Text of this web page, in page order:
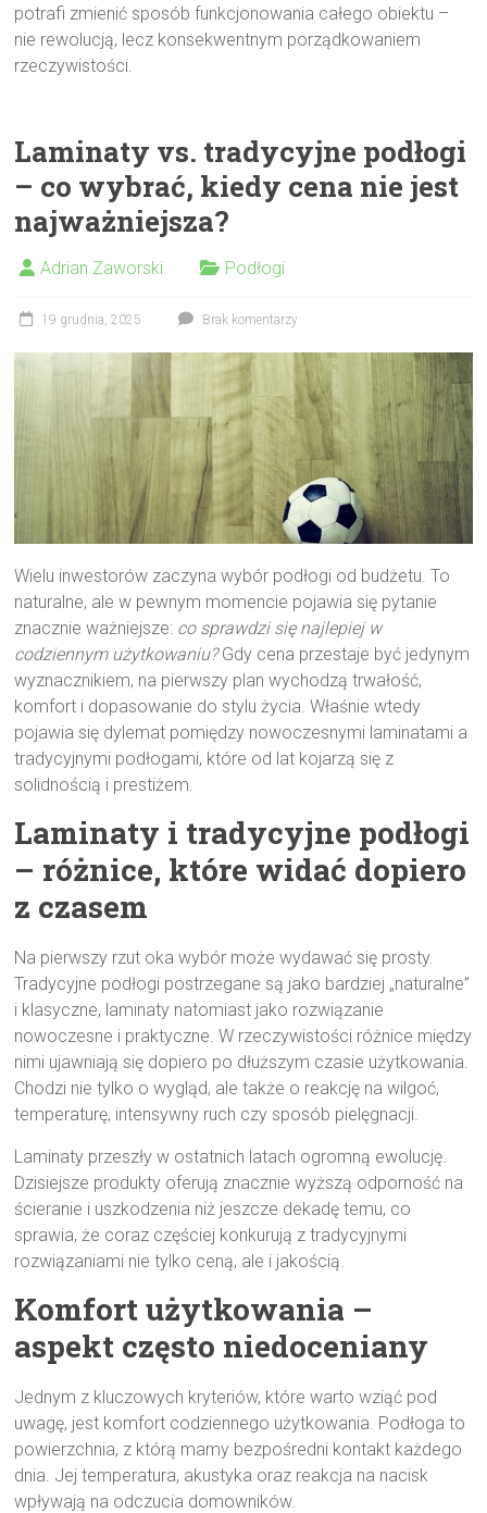
potrafi zmienić sposób funkcjonowania całego obiektu –
nie rewolucją, lecz konsekwentnym porządkowaniem
rzeczywistości.
Laminaty vs. tradycyjne podłogi
– co wybrać, kiedy cena nie jest
najważniejsza?
Adrian Zaworski Podłogi
19 grudnia, 2025 Brak komentarzy
Wielu inwestorów zaczyna wybór podłogi od budżetu. To
naturalne, ale w pewnym momencie pojawia się pytanie
znacznie ważniejsze: co sprawdzi się najlepiej w
codziennym użytkowaniu?Gdy cena przestaje być jedynym
wyznacznikiem, na pierwszy plan wychodzą trwałość,
komfort i dopasowanie do stylu życia. Właśnie wtedy
pojawia się dylemat pomiędzy nowoczesnymi laminatami a
tradycyjnymi podłogami, które od lat kojarzą się z
solidnością i prestiżem.
Laminaty i tradycyjne podłogi
– różnice, które widać dopiero
z czasem
Na pierwszy rzut oka wybór może wydawać się prosty.
Tradycyjne podłogi postrzegane są jako bardziej „naturalne”
i klasyczne, laminaty natomiast jako rozwiązanie
nowoczesne i praktyczne. W rzeczywistości różnice między
nimi ujawniają się dopiero po dłuższym czasie użytkowania.
Chodzi nie tylko o wygląd, ale także o reakcję na wilgoć,
temperaturę, intensywny ruch czy sposób pielęgnacji.
Laminaty przeszły w ostatnich latach ogromną ewolucję.
Dzisiejsze produkty oferują znacznie wyższą odporność na
ścieranie i uszkodzenia niż jeszcze dekadę temu, co
sprawia, że coraz częściej konkurują z tradycyjnymi
rozwiązaniami nie tylko ceną, ale i jakością.
Komfort użytkowania –
aspekt często niedoceniany
Jednym z kluczowych kryteriów, które warto wziąć pod
uwagę, jest komfort codziennego użytkowania. Podłoga to
powierzchnia, z którą mamy bezpośredni kontakt każdego
dnia. Jej temperatura, akustyka oraz reakcja na nacisk
wpływają na odczucia domowników.